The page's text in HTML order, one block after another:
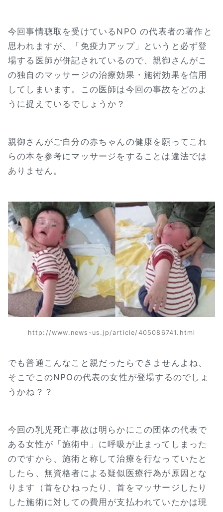
今回事情聴取を受けているNPO の代表者の著作と
思われますが、「免疫力アップ」というと必ず登
場する医師が併記されているので、親御さんがこ
の独自のマッサージの治療効果・施術効果を信用
してしまいます。この医師は今回の事故をどのよ
うに捉えているでしょうか？
親御さんがご自分の赤ちゃんの健康を願ってこれ
らの本を参考にマッサージをすることは違法では
ありません。
http://www.news-us.jp/article/405086741.html
でも普通こんなこと親だったらできませんよね、
そこでこのNPOの代表の女性が登場するのでしょ
うかね？？
今回の乳児死亡事故は明らかにこの団体の代表で
ある女性が「施術中」に呼吸が止まってしまった
のですから、施術と称して治療を行なっていたと
したら、無資格者による疑似医療行為が原因とな
ります（首をひねったり、首をマッサージしたり
した施術に対しての費用が支払われていたかは現